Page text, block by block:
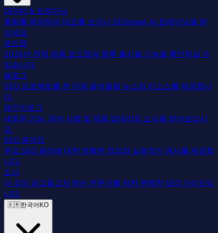
DEMO & 트레이닝
통화를 예약하여 데모를 보거나 SEOcrawl AI 트레이닝을 받
으세요.
로드맵
2026년 전체 제품 로드맵과 향후 출시될 기능을 확인하실 수
있습니다.
블로그
SEO 프로젝트를 한 단계 끌어올릴 뉴스와 리소스를 제공합니
다.
체인지로그
새로운 기능, 개선 사항 및 제품 업데이트 소식을 받아보십시
오.
SEO 용어집
주요 SEO 용어에 대한 명확한 정의와 실용적인 예시를 제공합
니다.
도서
더 깊이 파고들고자 하는 전문가를 위한 완벽한 SEO 가이드입
니다.
🇰🇷한국어 KO